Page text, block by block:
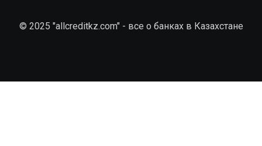
© 2025 "allcreditkz.com" - все о банках в Казахстане